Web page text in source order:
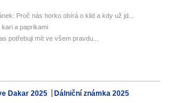
Proč nás horko obírá o klid a kdy už jd...
a paprikami
potřebuji mít ve všem pravdu...
Dakar 2025 Dálniční známka 2025